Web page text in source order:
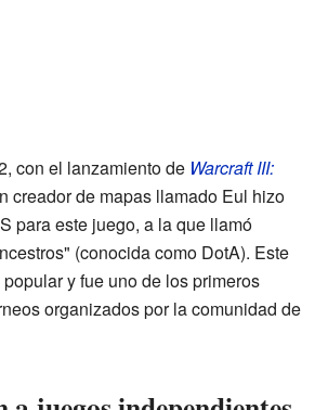
con el lanzamiento de Warcraft III:
creador de mapas llamado Eul hizo
para este juego, a la que llamó
(conocida como DotA). Este
y fue uno de los primeros
organizados por la comunidad de